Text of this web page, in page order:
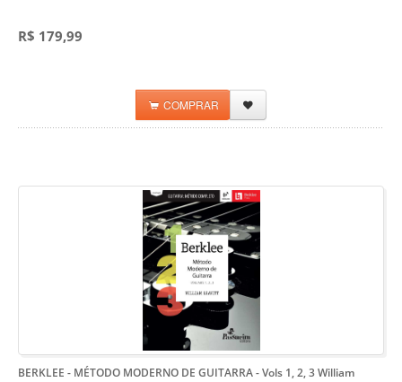
R$ 179,99
COMPRAR
BERKLEE - MÉTODO MODERNO DE GUITARRA - Vols 1, 2, 3 William